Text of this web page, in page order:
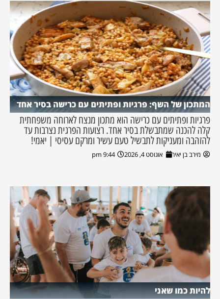
המתכון של השף: פרגיות ופתיתים עם כרישה בסיר אחד
פרגיות ופתיתים עם כרישה הוא מתכון מנצח לארוחה משפחתית
קלה להכנה שמתבשלת בסיר אחד. רצועות הפרגית נצרבות עד
להזהבה ומעניקות לתבשיל טעם עשיר ומרקם עסיסי | יאמי!
מירב בן יאיר אוגוסט 4, 2026 9:44 pm
להיות כמו שאני